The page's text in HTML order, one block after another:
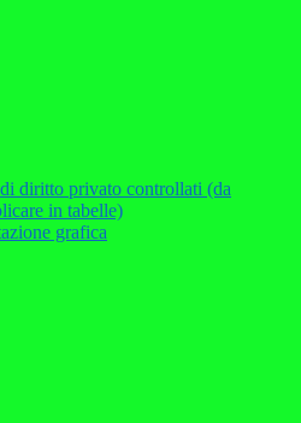
diritto privato controllati (da
in tabelle)
grafica